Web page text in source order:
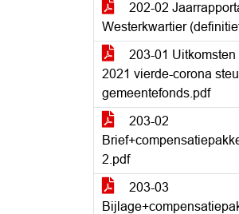
202-02
Westerkwartier
203-01 Uitkomsten
2021 vierde-corona
gemeentefonds.pdf
203-02
2.pdf
203-03